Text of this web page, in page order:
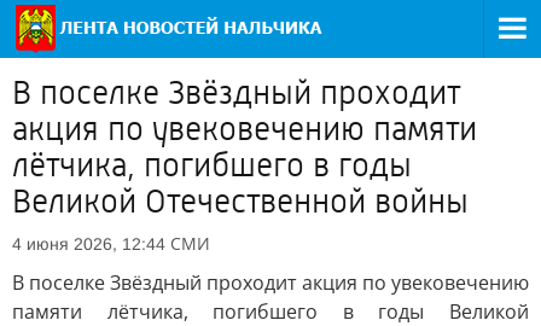
В поселке Звёздный проходит
акция по увековечению памяти
лётчика, погибшего в годы
Великой Отечественной войны
4 июня 2026, 12:44 СМИ
В поселке Звёздный проходит акция по увековечению
памяти лётчика, погибшего в годы Великой